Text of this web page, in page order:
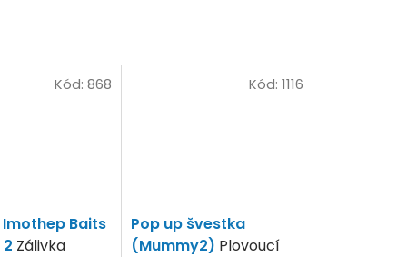
Baits
Zálivka
Kód:868
Pop up švestka
(Mummy2) Plovoucí
Kód: 1116